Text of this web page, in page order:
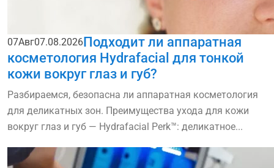
07Авг07.08.2026Подходит ли аппаратная
косметология Hydrafacial для тонкой
кожи вокруг глаз и губ?
Разбираемся, безопасна ли аппаратная косметология
для деликатных зон. Преимущества ухода для кожи
вокруг глаз и губ — Hydrafacial Perk™: деликатное...